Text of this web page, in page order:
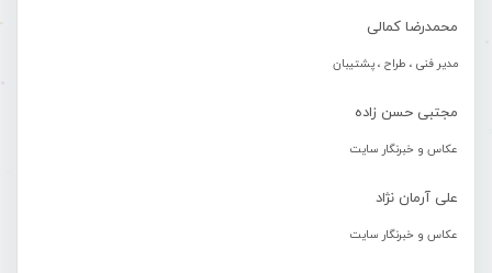
محمدرضا کمالی
مدیر فنی ، طراح ، پشتیبان
مجتبی حسن زاده
عکاس و خبرنگار سایت
علی آرمان نژاد
عکاس و خبرنگار سایت